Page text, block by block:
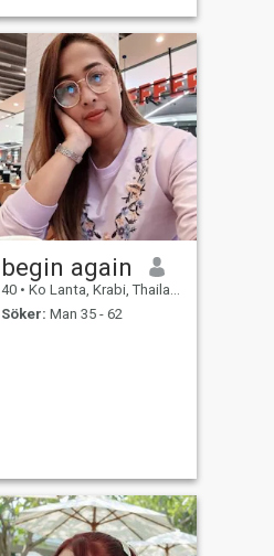
begin again
40 • Ko Lanta, Krabi, Thailand
Söker: Man 35 - 62